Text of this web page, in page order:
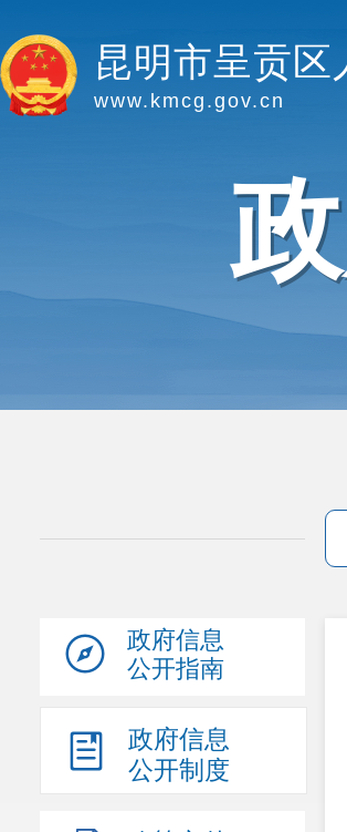
昆明市呈贡区
www.kmcg.gov.cn
政府信息
公开指南
政府信息
公开制度